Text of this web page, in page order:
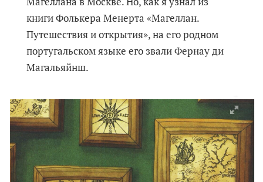
книги Фолькера Менерта «Магеллан.
Путешествия и открытия», на его родном
португальском языке его звали Фернау ди
Магальяйнш.